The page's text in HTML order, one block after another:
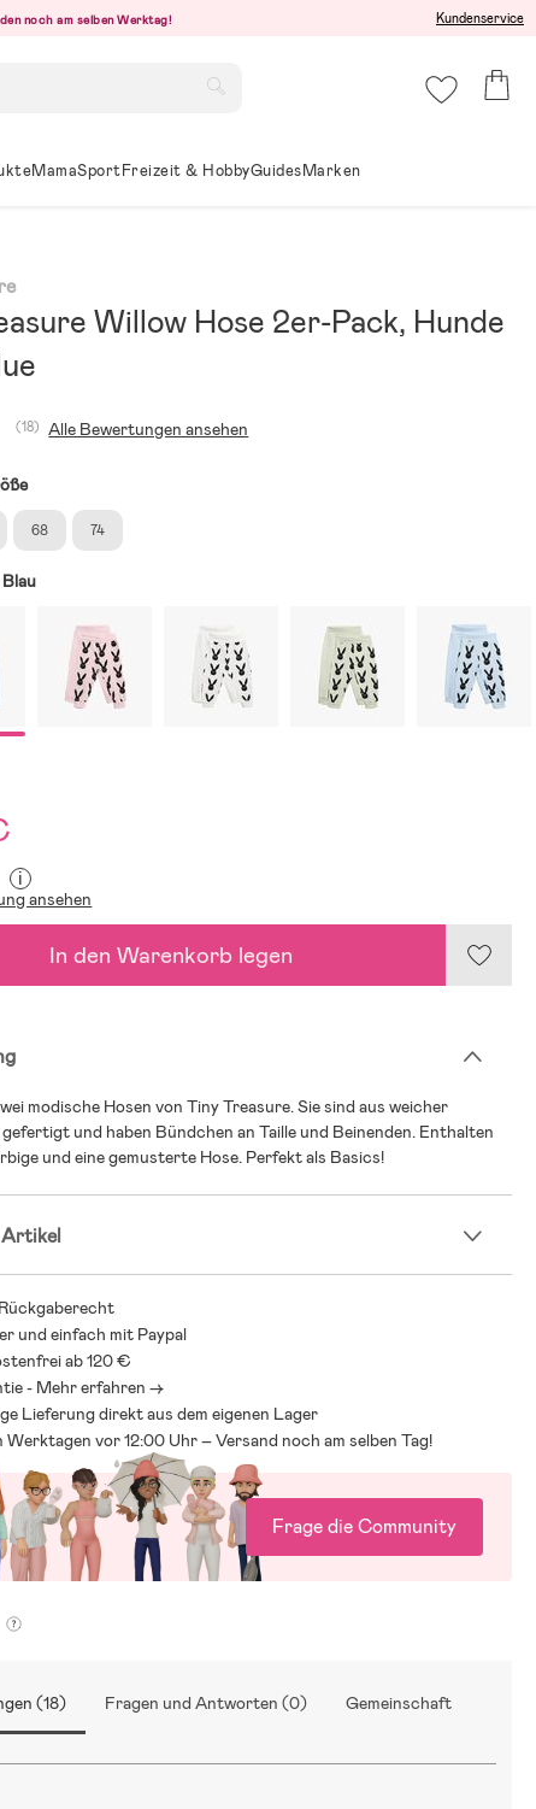
noch am selben Werktag! Kundenservice
MamaSportFreizeit & HobbyGuidesMarken
Willow Hose 2er-Pack, Hunde
(18) Alle Bewertungen ansehen
68 74
Blau
i
ansehen
In den Warenkorb legen
modische Hosen von Tiny Treasure. Sie sind aus weicher
und haben Bündchen an Taille und Beinenden. Enthalten
und eine gemusterte Hose. Perfekt als Basics!
Artikel
und einfach mit Paypal
ab 120 €
- Mehr erfahren ->
Lieferung direkt aus dem eigenen Lager
Werktagen vor 12:00 Uhr – Versand noch am selben Tag!
Frage die Community
(18) Fragen und Antworten (0) Gemeinschaft